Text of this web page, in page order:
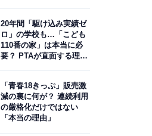
20年間「駆け込み実績ゼ
ロ」の学校も…「こども
110番の家」は本当に必
要？ PTAが直面する理想
「青春18きっぷ」販売激
減の裏に何が？ 連続利用
の厳格化だけではない
「本当の理由」